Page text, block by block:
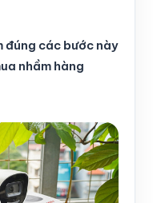
đúng các bước này
nhầm hàng